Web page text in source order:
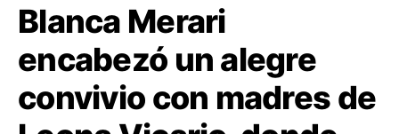
Blanca Merari
encabezó un alegre
convivio con madres de